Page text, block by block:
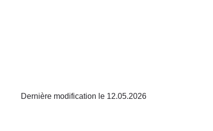
Dernière modification le 12.05.2026